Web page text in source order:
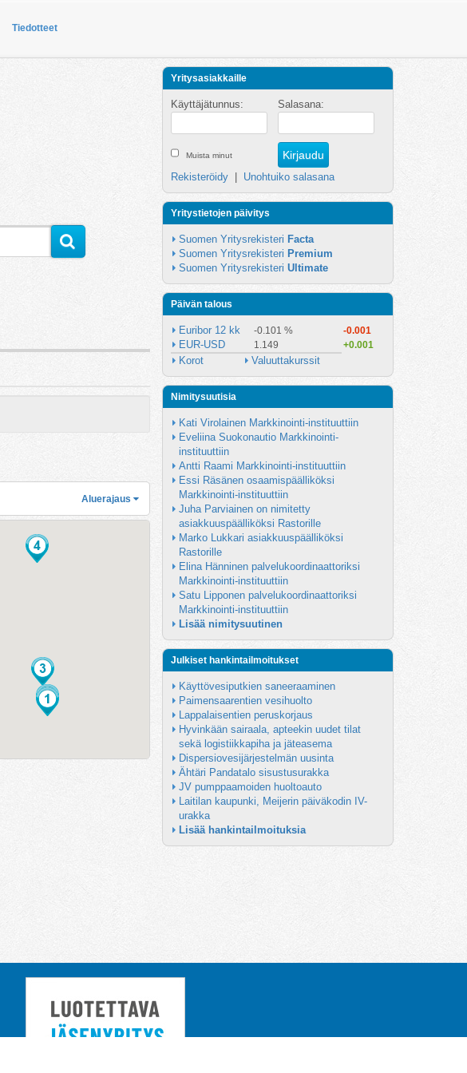
Tiedotteet
Aluerajaus
Yritysasiakkaille
Käyttäjätunnus: Salasana:
Muista minut
Rekisteröidy Unohtuiko salasana
Yritystietojen päivitys
Suomen Yritysrekisteri Facta
Suomen Yritysrekisteri Premium
Suomen Yritysrekisteri Ultimate
Päivän talous
Euribor 12 kk -0.101 % -0.001
EUR-USD 1.149 +0.001
Korot Valuuttakurssit
Nimitysuutisia
Kati Virolainen Markkinointi-instituuttiin
Eveliina Suokonautio Markkinointi-
instituuttiin
Antti Raami Markkinointi-instituuttiin
Essi Räsänen osaamispäälliköksi
Markkinointi-instituuttiin
Juha Parviainen on nimitetty
asiakkuuspäälliköksi Rastorille
Marko Lukkari asiakkuuspäälliköksi
Rastorille
Elina Hänninen palvelukoordinaattoriksi
Markkinointi-instituuttiin
Satu Lipponen palvelukoordinaattoriksi
Markkinointi-instituuttiin
Lisää nimitysuutinen
Julkiset hankintailmoitukset
Käyttövesiputkien saneeraaminen
Paimensaarentien vesihuolto
Lappalaisentien peruskorjaus
Hyvinkään sairaala, apteekin uudet tilat
sekä logistiikkapiha ja jäteasema
Dispersiovesijärjestelmän uusinta
Ähtäri Pandatalo sisustusurakka
JV pumppaamoiden huoltoauto
Laitilan kaupunki, Meijerin päiväkodin IV-
urakka
Lisää hankintailmoituksia